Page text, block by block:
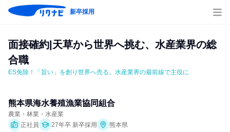
新卒採用
面接確約|天草から世界へ挑む、水産業界の総
合職
ES免除！「旨い」を創り世界へ売る。水産業界の最前線で主役に
熊本県海水養殖漁業協同組合
農業・林業・水産業
正社員
27年卒 新卒採用
熊本県